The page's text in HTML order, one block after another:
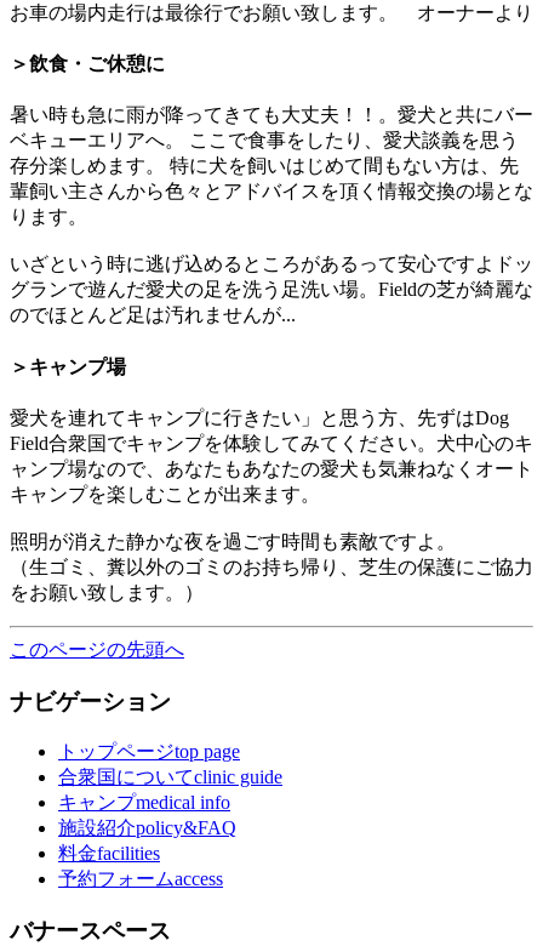
お車の場内走行は最徐行でお願い致します。 オーナーより
＞飲食・ご休憩に
暑い時も急に雨が降ってきても大丈夫！！。愛犬と共にバー
ベキューエリアへ。 ここで食事をしたり、愛犬談義を思う
存分楽しめます。 特に犬を飼いはじめて間もない方は、先
輩飼い主さんから色々とアドバイスを頂く情報交換の場とな
ります。
いざという時に逃げ込めるところがあるって安心ですよドッ
グランで遊んだ愛犬の足を洗う足洗い場。Fieldの芝が綺麗な
のでほとんど足は汚れませんが...
＞キャンプ場
愛犬を連れてキャンプに行きたい」と思う方、先ずはDog
Field合衆国でキャンプを体験してみてください。犬中心のキ
ャンプ場なので、あなたもあなたの愛犬も気兼ねなくオート
キャンプを楽しむことが出来ます。
照明が消えた静かな夜を過ごす時間も素敵ですよ。
（生ゴミ、糞以外のゴミのお持ち帰り、芝生の保護にご協力
をお願い致します。）
このページの先頭へ
ナビゲーション
トップページtop page
合衆国についてclinic guide
キャンプmedical info
施設紹介policy&FAQ
料金facilities
予約フォームaccess
バナースペース